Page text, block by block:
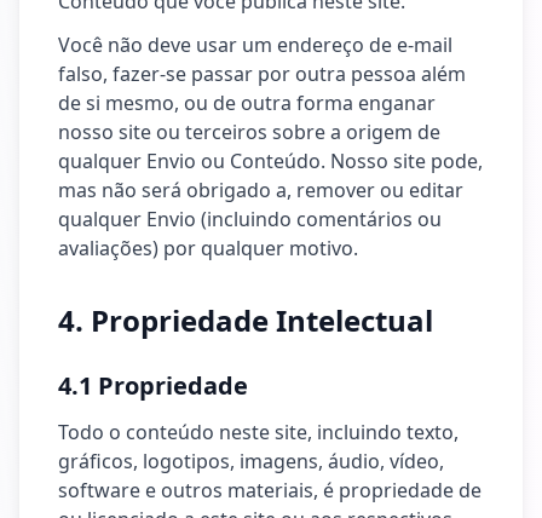
Você não deve usar um endereço de e-mail
falso, fazer-se passar por outra pessoa além
de si mesmo, ou de outra forma enganar
nosso site ou terceiros sobre a origem de
qualquer Envio ou Conteúdo. Nosso site pode,
mas não será obrigado a, remover ou editar
qualquer Envio (incluindo comentários ou
avaliações) por qualquer motivo.
4. Propriedade Intelectual
4.1 Propriedade
Todo o conteúdo neste site, incluindo texto,
gráficos, logotipos, imagens, áudio, vídeo,
software e outros materiais, é propriedade de